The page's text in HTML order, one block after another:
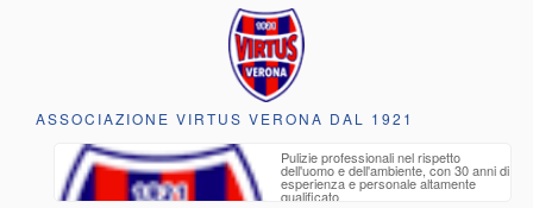
ASSOCIAZIONE VIRTUS VERONA DAL 1921
Pulizie professionali nel rispetto
dell'uomo e dell'ambiente, con 30 anni di
esperienza e personale altamente
qualificato